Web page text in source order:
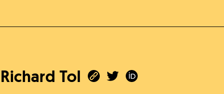
Richard Tol